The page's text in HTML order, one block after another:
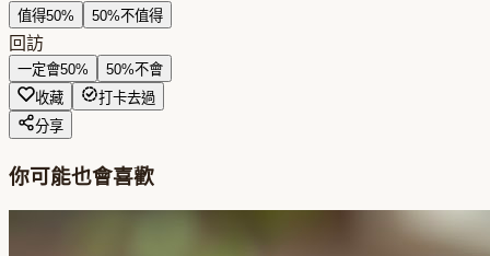
值得50% 50%不值得
回訪
一定會50% 50%不會
收藏
打卡去過
分享
你可能也會喜歡